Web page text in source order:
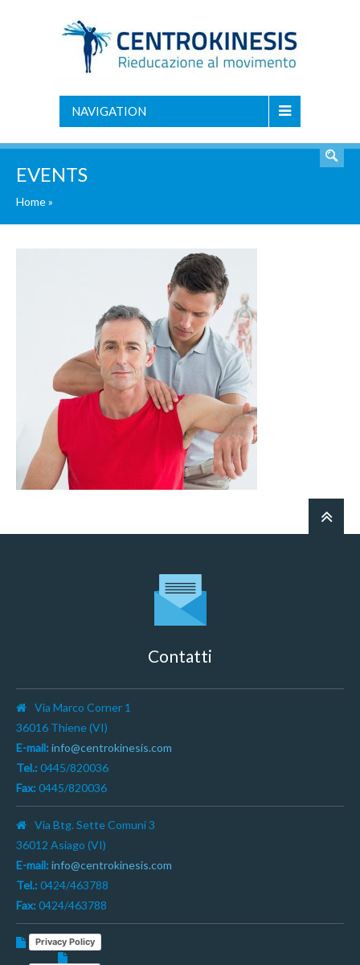
NAVIGATION
EVENTS
Home»
Contatti
Via Marco Corner 1
36016 Thiene (VI)
E-mail: info@centrokinesis.com
Tel.: 0445/820036
Fax: 0445/820036
Via Btg. Sette Comuni 3
36012 Asiago (VI)
E-mail: info@centrokinesis.com
Tel.: 0424/463788
Fax: 0424/463788
Privacy Policy